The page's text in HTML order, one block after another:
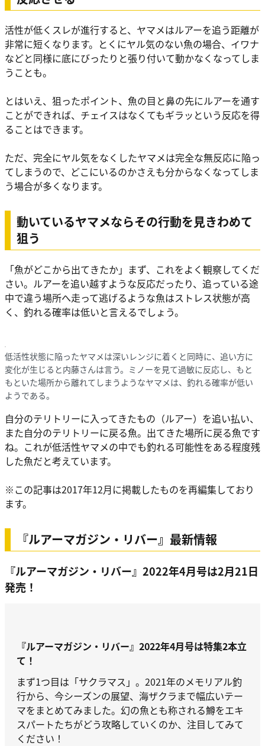
活性が低くスレが進行すると、ヤマメはルアーを追う距離が
非常に短くなります。とくにヤル気のない魚の場合、イワナ
などと同様に底にびったりと張り付いて動かなくなってしま
うことも。
とはいえ、狙ったポイント、魚の目と鼻の先にルアーを通す
ことができれば、チェイスはなくてもギラッという反応を得
ることはできます。
ただ、完全にヤル気をなくしたヤマメは完全な無反応に陥っ
てしまうので、どこにいるのかさえも分からなくなってしま
う場合が多くなります。
動いているヤマメならその行動を見きわめて
狙う
「魚がどこから出てきたか」まず、これをよく観察してくだ
さい。ルアーを追い越すような反応だったり、追っている途
中で違う場所へ走って逃げるような魚はストレス状態が高
く、釣れる確率は低いと言えるでしょう。
低活性状態に陥ったヤマメは深いレンジに着くと同時に、追い方に
変化が生じると内藤さんは言う。ミノーを見て過敏に反応し、もと
もといた場所から離れてしまうようなヤマメは、釣れる確率が低い
ようである。
自分のテリトリーに入ってきたもの（ルアー）を追い払い、
また自分のテリトリーに戻る魚。出てきた場所に戻る魚です
ね。これが低活性ヤマメの中でも釣れる可能性をある程度残
した魚だと考えています。
※この記事は2017年12月に掲載したものを再編集しており
ます。
『ルアーマガジン・リバー』最新情報
『ルアーマガジン・リバー』2022年4月号は2月21日
発売！
『ルアーマガジン・リバー』2022年4月号は特集2本立
て！
まず1つ目は「サクラマス」。2021年のメモリアル釣
行から、今シーズンの展望、海ザクラまで幅広いテー
マをまとめてみました。幻の魚とも称される鱒をエキ
スパートたちがどう攻略していくのか、注目してみて
ください！